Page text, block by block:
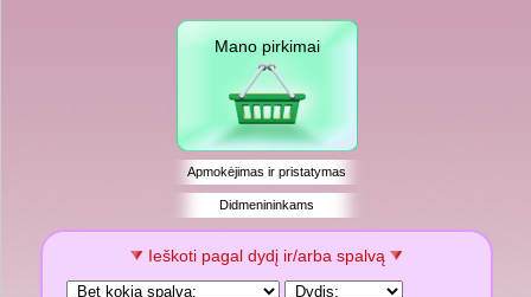
Mano pirkimai
Apmokėjimas ir pristatymas
Didmenininkams
Ieškoti pagal dydį ir/arba spalvą